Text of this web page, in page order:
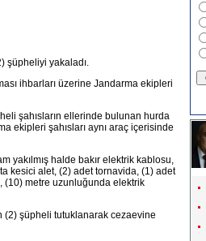
şüpheliyi yakaladı.
ihbarları üzerine Jandarma ekipleri
şahısların ellerinde bulunan hurda
ekipleri şahısları aynı araç içerisinde
yakılmış halde bakır elektrik kablosu,
kesici alet, (2) adet tornavida, (1) adet
(10) metre uzunluğunda elektrik
şüpheli tutuklanarak cezaevine